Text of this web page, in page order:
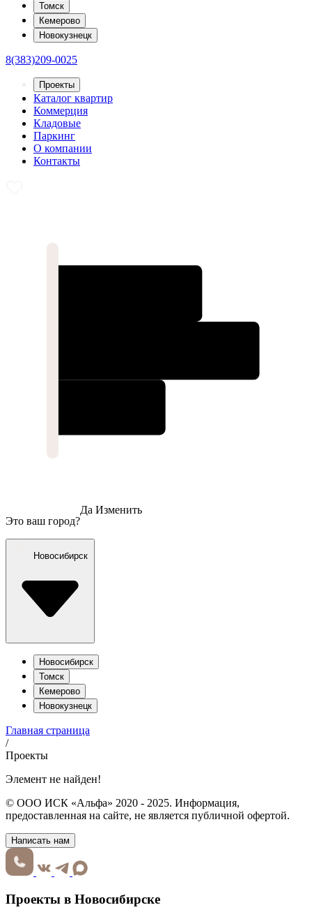
Томск
Кемерово
Новокузнецк
8(383)209-0025
Проекты
Каталог квартир
Коммерция
Кладовые
Паркинг
О компании
Контакты
Это ваш город?
Да Изменить
Новосибирск
Новосибирск
Томск
Кемерово
Новокузнецк
Главная страница
/
Проекты
Элемент не найден!
© ООО ИСК «Альфа» 2020 - 2025. Информация,
предоставленная на сайте, не является публичной офертой.
Написать нам
Проекты в Новосибирске